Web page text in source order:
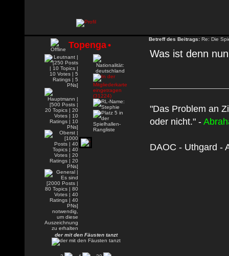
Topenga•
der mit den Fäusten tanzt
Betreff des Beitrags: Re: Die
Was ist denn
"Das Problem an
oder nicht." -
DAOC - Uthgard -